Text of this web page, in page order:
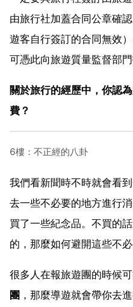
由旅行社加蓋合同公章確
遊客自行簽訂的合同無效
可憑此向旅遊質量監督部
關於旅行的經歷中，你認
費？
6樓：不正經的八卦
我們看新聞時不時就會看
去一些不必要的地方進行消
買了一些紀念品。不買的
的，那麼如何避開這些不
很多人在報旅遊團的時候
團 ，那麼導遊就會帶你去